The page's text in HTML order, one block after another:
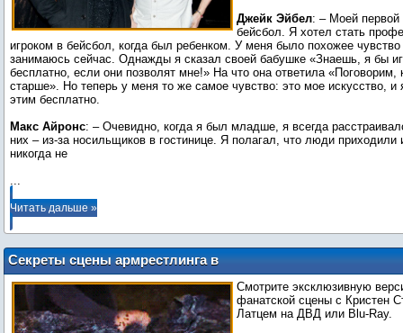
Джейк Эйбел: – Моей
бейсбол. Я хотел стать
игроком в бейсбол, когда был ребенком. У меня было похожее чувство
занимаюсь сейчас. Однажды я сказал своей бабушке «Знаешь, я бы
бесплатно, если они позволят мне!» На что она ответила «Поговорим,
старше». Но теперь у меня то же самое чувство: это мое искусство, и
этим бесплатно.
Макс Айронс: – Очевидно, когда я был младше, я всегда
них – из-за носильщиков в гостинице. Я полагал, что люди приходили
...
Читать дальше »
Секреты сцены армрестлинга в
«Рассвете»
Смотрите эксклюзивную
фанатской сцены с Кристен
Латцем на ДВД или Blu-Ray.